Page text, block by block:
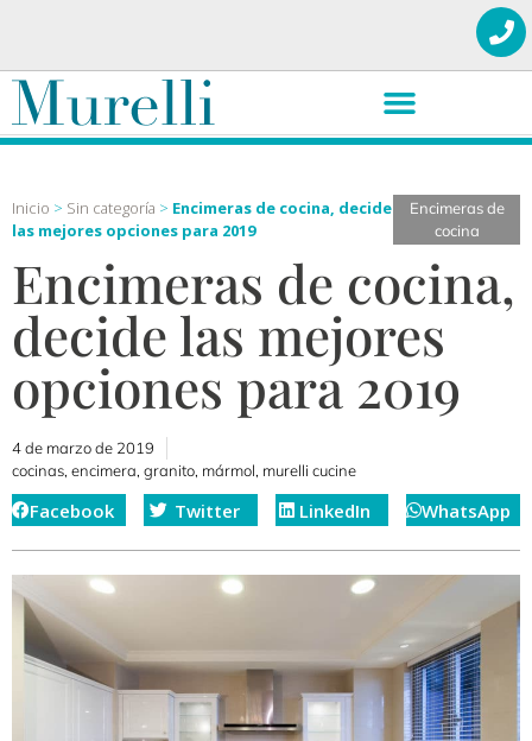
Inicio > Sin categoría > Encimeras de cocina, decide
las mejores opciones para 2019
Encimeras de
cocina
Encimeras de cocina,
decide las mejores
opciones para 2019
4 de marzo de 2019
cocinas, encimera, granito, mármol, murelli cucine
Facebook Twitter LinkedIn WhatsApp